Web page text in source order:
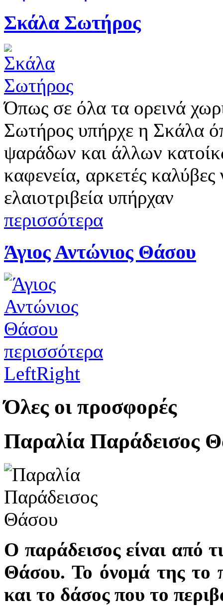
Σκάλα Σωτήρος
Όπως σε όλα τα ορεινά
Σωτήρος υπήρχε η Σκάλα
ψαράδων και άλλων
καφενεία, αρκετές καλύβες
ελαιοτριβεία υπήρχαν
περισσότερα
Άγιος Αντώνιος Θάσου
περισσότερα
LeftRight
Όλες οι προσφορές
Παραλία Παράδεισος
Ο παράδεισος είναι από
Θάσου. Το όνομά της το
και το δάσος που το